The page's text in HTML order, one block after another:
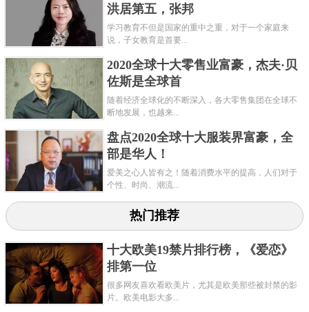
洪居第五，张邦
学习教育不但是国家的重中之重，对于一个家庭来
说，子女教育是首要...
2020全球十大零售业富豪，杰夫·贝
佐斯是全球首
随着经济全球化的不断深入，各大零售集团在全球不
断地发展，也越来...
盘点2020全球十大服装界富豪，全
部是华人！
爱美之心人皆有之！随着消费水平的提高，人们对于
个性、时尚、潮流...
热门推荐
十大欧美19禁片排行榜，《爱恋》
排第一位
很多网友喜欢看欧美片，尤其是欧美那些被封禁的影
片。欧美电影大多...